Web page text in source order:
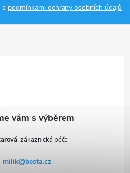
s podmínkami ochrany osobních údajů
milik@besta.cz